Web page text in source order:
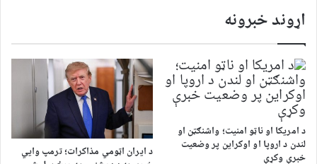
اړوند خبرونه
د امریکا او ناټو امنیت؛ واشنګټن او
لندن د اروپا او اوکراین پر وضعیت
خبرې وکړې د ایران اټومي مذاکرات؛ ترمپ وایي